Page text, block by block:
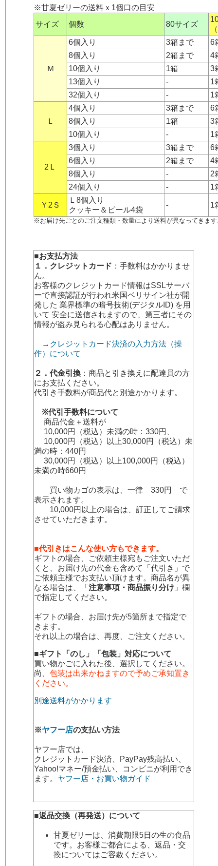
※甘夏ゼリーの送料ｘ1個口の目安
サイズ
個数 80サイズ
Ｍ
6個入り 3箱まで
6
8個入り
2箱まで
4
10個入り
1箱
3
13個入り
-
1
32個入り
- 1
Ｌ
4個入り 3箱まで
6
8個入り
1箱
3
10個入り
- 1
2Ｌ
3個入り 3箱まで
6
6個入り
2箱まで
4
8個入り
-
2
24個入り
- 1
Ｙ2Ｓ
Ｌ8個入り
クッキー＆ピール4袋
- 1
※お届け先ごとのご注文種類・数量により送料が異なってきま
■お支払方法
１．クレジットカード ：手数料はかかりませ
ん。
お客様のクレジットカード情報はSSLサーバ
ーで直接認証が行われ米国ベリサイン社が開
発した 業界標準の暗号技術(デジタルID) を用
いて 安全に送信されますので、第三者にその
情報が盗み見られる心配はありません。
→ クレジットカード決済の入力方法（操
作）について
２．代金引換 ：商品と引き換えに配達員の方
にお支払ください。
代引き手数料が商品代と別途かかります。
※代引手数料について
商品代金＋送料が
10,000円（税込）未満の時：330円、
10,000円（税込）以上30,000円（税込）未
満の時：440円
30,000円（税込）以上100,000円（税込）
未満の時660円
買い物カゴの表示は、一律 330円 で
表示されます。
10,000円以上の場合は、訂正してご請求
させていただきます。
■代引きはこんな使い方もできます。
ギフトの場合、ご依頼主様宛もご注文いただ
くと、お届け先の代金も含めて「代引き」で
ご依頼主様でお支払い頂けます。商品名が異
なる場合は、「注意事項・商品振り分け 」欄
で指定してください。
ギフトの場合、お届け先が5箇所まで指定で
きます。
それ以上の場合は、再度、ご注文ください。
■ギフト「のし」「包装」対応について
買い物かごに入れた後、選択してください。
尚、包装は出来かねますので予めご承知置き
ください。
別途送料がかかります
※ヤフー店の支払い方法
ヤフー店では、
クレジットカード決済、PayPay残高払い、
Yahoo!マネー/預金払い、コンビニが利用でき
ます。 ヤフー店・お買い物ガイド
■返品交換（再発送）について
甘夏ゼリーは、消費期限5日の生の食品
です。お客様ご都合による、返品・交
換についてはご容赦ください。